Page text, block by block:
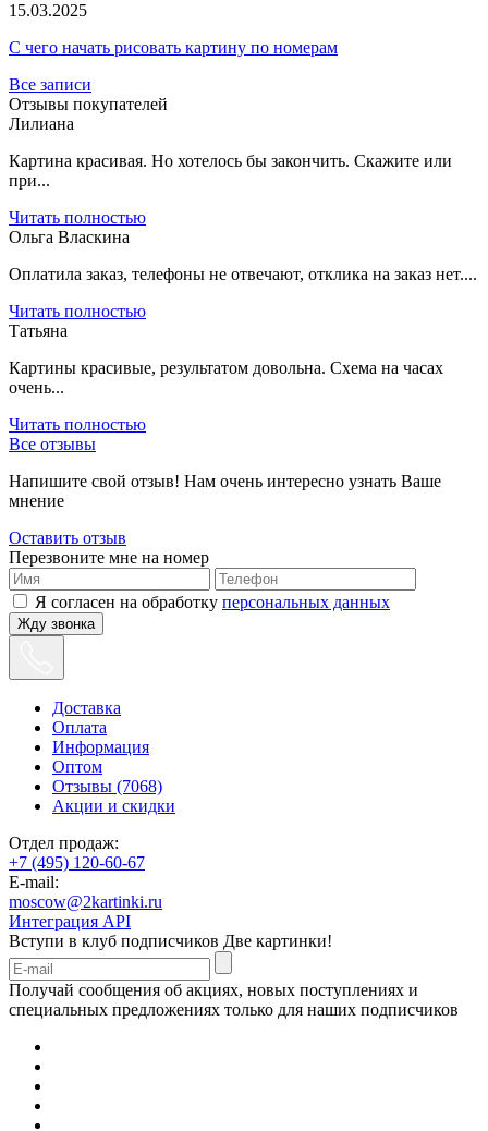
15.03.2025
С чего начать рисовать картину по номерам
Все записи
Отзывы покупателей
Лилиана
Картина красивая. Но хотелось бы закончить. Скажите или
при...
Читать полностью
Ольга Власкина
Оплатила заказ, телефоны не отвечают, отклика на заказ нет....
Читать полностью
Татьяна
Картины красивые, результатом довольна. Схема на часах
очень...
Читать полностью
Все отзывы
Напишите свой отзыв! Нам очень интересно узнать Ваше
мнение
Оставить отзыв
Перезвоните мне на номер
Я согласен на обработку персональных данных
Жду звонка
Доставка
Оплата
Информация
Оптом
Отзывы (7068)
Акции и скидки
Отдел продаж:
+7 (495) 120-60-67
E-mail:
moscow@2kartinki.ru
Интеграция API
Вступи в клуб подписчиков Две картинки!
Получай сообщения об акциях, новых поступлениях и
специальных предложениях только для наших подписчиков